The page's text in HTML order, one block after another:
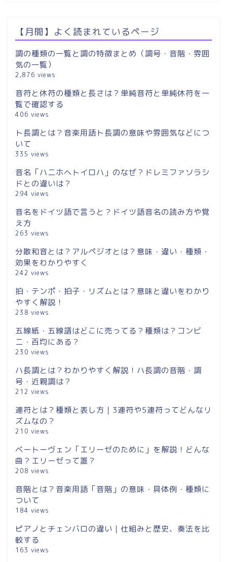
【月間】よく読まれているページ
調の種類の一覧と調の特徴まとめ（調号・音階・雰囲
気の一覧）
2,876 views
音符と休符の種類と長さは？単純音符と単純休符を一
覧で確認する
406 views
ト長調とは？音楽用語ト長調の意味や雰囲気などにつ
いて
335 views
音名「ハニホヘトイロハ」のなぜ？ドレミファソラシ
ドとの違いは？
294 views
音名をドイツ語で言うと？ドイツ語音名の読み方や覚
え方
263 views
分散和音とは？アルペジオとは？意味・違い・種類・
効果をわかりやすく
242 views
拍・テンポ・拍子・リズムとは？意味と違いをわかり
やすく解説！
238 views
五線紙・五線譜はどこに売ってる？種類は？コンビ
ニ・百均にある？
230 views
ハ長調とは？わかりやすく解説！ハ長調の音階・調
号・近親調は？
212 views
連符とは？種類と表し方｜3連符や5連符ってどんなリ
ズムなの？
210 views
ベートーヴェン「エリーゼのために」を解説！どんな
曲？エリーゼって誰？
208 views
音階とは？音楽用語「音階」の意味・具体例・種類に
ついて
184 views
ピアノとチェンバロの違い｜仕組みと歴史、奏法を比
較する
163 views